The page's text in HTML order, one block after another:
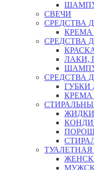
СВЕЧИ
СРЕДСТВА
КРЕМА
СРЕДСТВА
ЛАКИ,
СРЕДСТВА
ГУБКИ
КРЕМА
ТУАЛЕТНАЯ